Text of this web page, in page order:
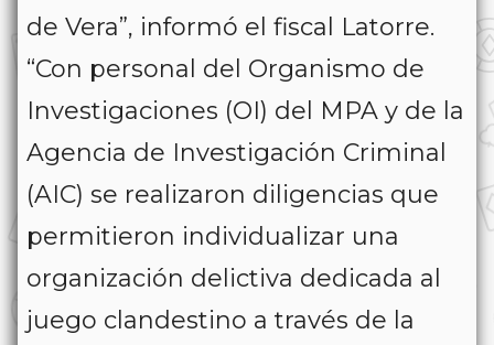
de Vera”, informó el fiscal Latorre.
“Con personal del Organismo de
Investigaciones (OI) del MPA y de la
Agencia de Investigación Criminal
(AIC) se realizaron diligencias que
permitieron individualizar una
organización delictiva dedicada al
juego clandestino a través de la